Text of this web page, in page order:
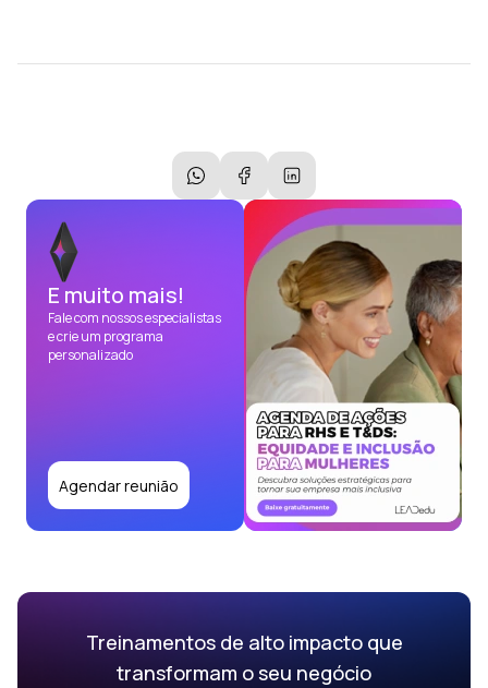
E muito mais!
Fale com nossos especialistas
e crie um programa
personalizado
Agendar reunião
Treinamentos de alto impacto que
transformam o seu negócio